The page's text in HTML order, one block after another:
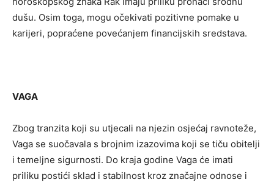
dušu. Osim toga, mogu očekivati ​​pozitivne pomake u
karijeri, popraćene povećanjem financijskih sredstava.
VAGA
Zbog tranzita koji su utjecali na njezin osjećaj ravnoteže,
Vaga se suočavala s brojnim izazovima koji se tiču ​​obitelji
i temeljne sigurnosti. Do kraja godine Vaga će imati
priliku postići sklad i stabilnost kroz značajne odnose i